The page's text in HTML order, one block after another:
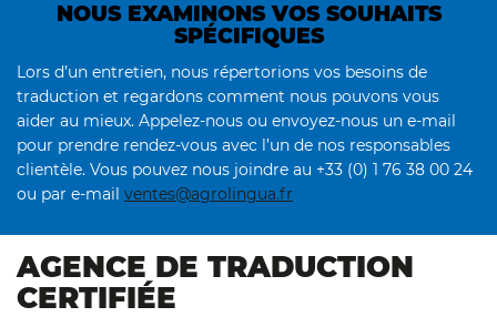
NOUS EXAMINONS VOS SOUHAITS
SPÉCIFIQUES
Lors d’un entretien, nous répertorions vos besoins de
traduction et regardons comment nous pouvons vous
aider au mieux. Appelez-nous ou envoyez-nous un e-mail
pour prendre rendez-vous avec l’un de nos responsables
clientèle. Vous pouvez nous joindre au +33 (0) 1 76 38 00 24
ou par e-mail ventes@agrolingua.fr
AGENCE DE TRADUCTION
CERTIFIÉE